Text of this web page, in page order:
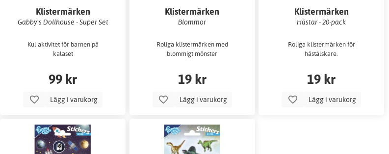
Klistermärken
Gabby's Dollhouse - Super Set
Kul aktivitet för barnen på
kalaset
99 kr
Lägg i varukorg
Klistermärken
Blommor
Roliga klistermärken med
blommigt mönster
19 kr
Lägg i varukorg
Klistermärken
Hästar - 20-pack
Roliga klistermärken för
hästälskare.
19 kr
Lägg i varukorg